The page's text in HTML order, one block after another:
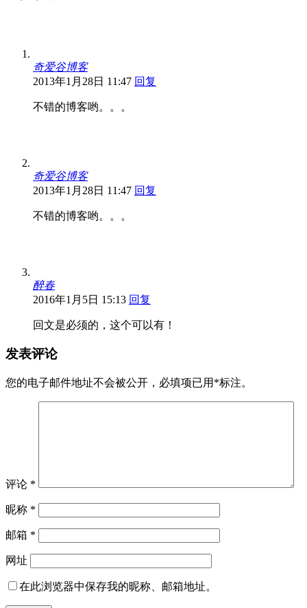
奇爱谷博客
2013年1月28日 11:47 回复
不错的博客哟。。。
奇爱谷博客
2013年1月28日 11:47 回复
不错的博客哟。。。
醉春
2016年1月5日 15:13 回复
回文是必须的，这个可以有！
发表评论
您的电子邮件地址不会被公开， 必填项已用 *标注。
评论 *
昵称 *
邮箱 *
网址
在此浏览器中保存我的昵称、邮箱地址。